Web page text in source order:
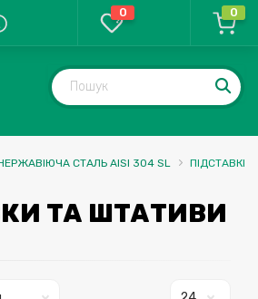
0 0
СТАЛЬ AISI 304 SL ПІДСТАВКИ
ТА ШТАТИВИ